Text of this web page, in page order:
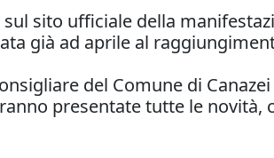
sito ufficiale della
già ad aprile al
del Comune di
presentate tutte le novità,